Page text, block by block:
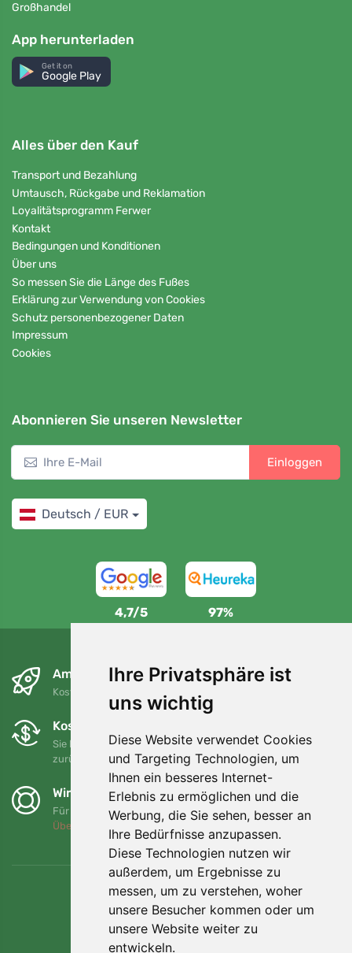
Ihre Privatsphäre ist
uns wichtig
Diese Website verwendet Cookies
und Targeting Technologien, um
Ihnen ein besseres Internet-
Erlebnis zu ermöglichen und die
Werbung, die Sie sehen, besser an
Ihre Bedürfnisse anzupassen.
Diese Technologien nutzen wir
außerdem, um Ergebnisse zu
messen, um zu verstehen, woher
unsere Besucher kommen oder um
unsere Website weiter zu
entwickeln.
Großhandel
App herunterladen
Get it on
Google Play
Alles über den Kauf
Transport und Bezahlung
Umtausch, Rückgabe und Reklamation
Loyalitätsprogramm Ferwer
Kontakt
Bedingungen und Konditionen
Über uns
So messen Sie die Länge des Fußes
Erklärung zur Verwendung von Cookies
Schutz personenbezogener Daten
Impressum
Cookies
Abonnieren Sie unseren Newsletter
Einloggen
Deutsch / EUR
4,7/5 97%
Am nächsten Tag und kostenlos
Kostenloser Versand für Bestellungen über 80 EUR
Kostenloser Umtausch und Rückgabe
Sie können Ihre Bestellung jederzeit innerhalb von 90 Tagen
zurückgeben oder umtauschen.
Wir unterstützen Trees.org
Für jede Bestellung pflanzen wir einen Baum! Mehr lesen
Über uns